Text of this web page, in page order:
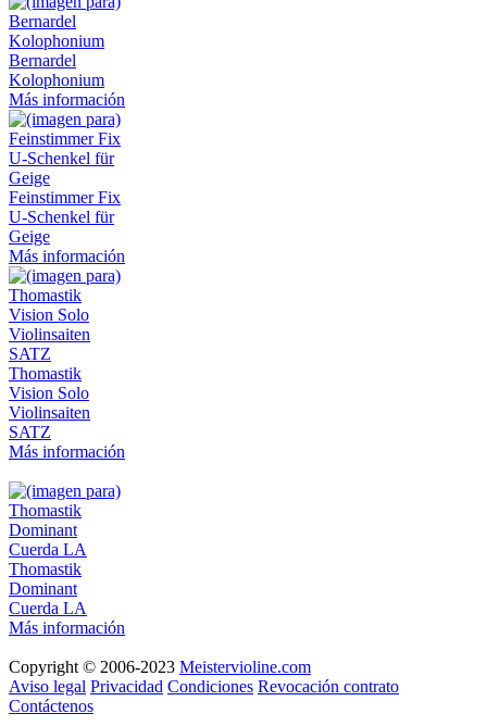
Bernardel
Kolophonium
Más información
Feinstimmer Fix
U-Schenkel für
Geige
Más información
Thomastik
Vision Solo
Violinsaiten
SATZ
Más información
Thomastik
Dominant
Cuerda LA
Más información
Copyright © 2006-2023 Meistervioline.com
Aviso legal Privacidad Condiciones Revocación contrato
Contáctenos